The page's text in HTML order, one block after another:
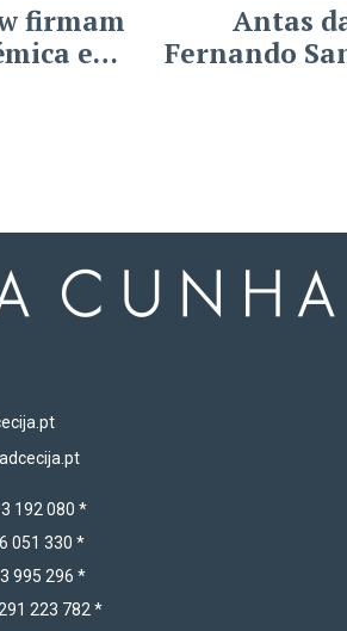
firmam
e
Antas
Fernando
192 080 *
051 330 *
995 296 *
223 782 *